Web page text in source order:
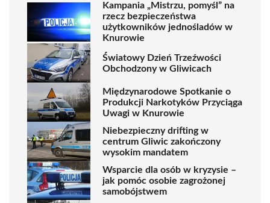
Kampania „Mistrzu, pomyśl” na
rzecz bezpieczeństwa
użytkowników jednośladów w
Knurowie
Światowy Dzień Trzeźwości
Obchodzony w Gliwicach
Międzynarodowe Spotkanie o
Produkcji Narkotyków Przyciąga
Uwagi w Knurowie
Niebezpieczny drifting w
centrum Gliwic zakończony
wysokim mandatem
Wsparcie dla osób w kryzysie –
jak pomóc osobie zagrożonej
samobójstwem